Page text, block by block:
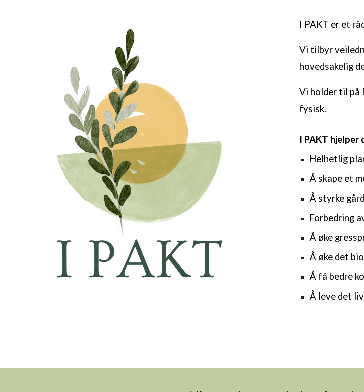
I PAKT er et
Vi tilbyr
hovedsakelig
Vi holder til på
fysisk.
I PAKT hjelper
Helhetlig
Å skape et
Å styrke
Forbedring
Å øke gress
Å øke det
Å få bedre
Å leve det